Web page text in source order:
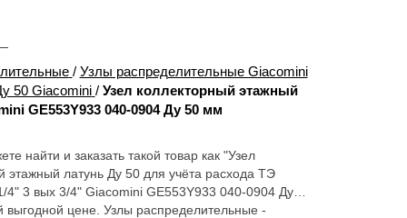
/ Узлы распределительные Giacomini
50 Giacomini / Узел коллекторный этажный
GE553Y933 040-0904 Ду 50 мм
найти и заказать такой товар как "Узел
этажный латунь Ду 50 для учёта расхода ТЭ
4" 3 вых 3/4" Giacomini GE553Y933 040-0904 Ду 50
цене. Узлы распределительные -